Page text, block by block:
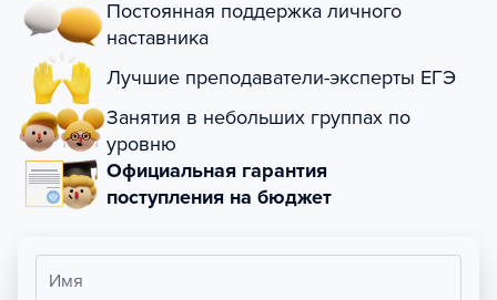
Постоянная поддержка личного
наставника
Лучшие преподаватели-эксперты ЕГЭ
Занятия в небольших группах по
уровню
Официальная гарантия
поступления на бюджет
Имя